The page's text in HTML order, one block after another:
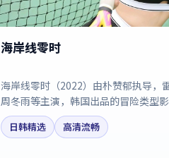
海岸线零时
海岸线零时（2022）由朴赞郁执导，
周冬雨等主演，韩国出品的冒险类型
角折射时代切片。剧情简介与主创信息
上映日期以片方资料为准。
日韩精选 高清流畅